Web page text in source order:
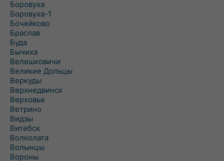
Боровуха
Боровуха-1
Бочейково
Браслав
Буда
Бычиха
Велешковичи
Великие Дольцы
Веркуды
Верхнедвинск
Верховье
Ветрино
Видзы
Витебск
Волколата
Волынцы
Вороны